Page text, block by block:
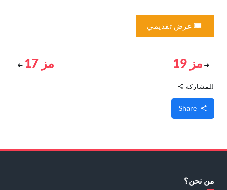
عرض تقديمي
مز 19 مز 17
للمشاركة
من نحن؟